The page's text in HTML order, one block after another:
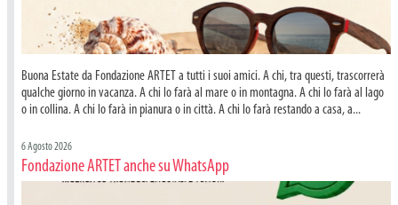
Buona Estate da Fondazione ARTET a tutti i suoi amici. A chi, tra questi, trascorrerà
qualche giorno in vacanza. A chi lo farà al mare o in montagna. A chi lo farà al lago
o in collina. A chi lo farà in pianura o in città. A chi lo farà restando a casa, a...
6 Agosto 2026
Fondazione ARTET anche su WhatsApp